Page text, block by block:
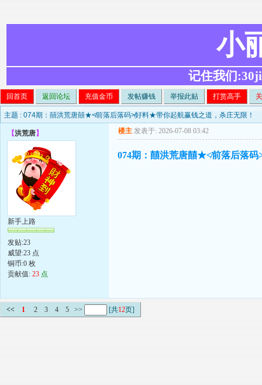
小
记住我们
回首页 返回论坛 充值金币 发帖赚钱 举报此贴 打赏高手
主题 : 074期：囍洪荒唐囍★≮前落后落码≯好料★带你起航赢钱之道，杀庄无限！
【洪荒唐】
新手上路
发贴:23
威望:23 点
铜币:0 枚
贡献值: 23 点
楼主 发表于: 2026-07-08 03:42
074期：囍洪荒唐囍★≮前落后落
<< 1 2 3 4 5 >> [共12页]